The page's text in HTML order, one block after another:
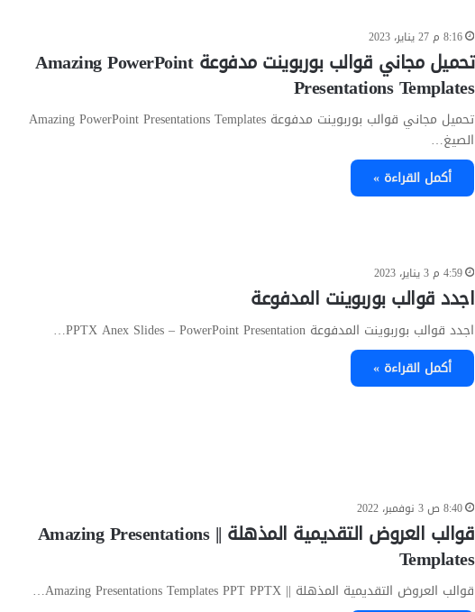
8:16 م 27 يناير، 2023
تحميل مجاني قوالب بوربوينت مدفوعة Amazing PowerPoint
Presentations Templates
تحميل مجاني قوالب بوربوينت مدفوعة Amazing PowerPoint Presentations Templates
الصيغ…
أكمل القراءة »
4:59 م 3 يناير، 2023
اجدد قوالب بوربوينت المدفوعة
اجدد قوالب بوربوينت المدفوعة PPTX Anex Slides – PowerPoint Presentation…
أكمل القراءة »
8:40 ص 3 نوفمبر، 2022
قوالب العروض التقديمية المذهلة || Amazing Presentations
Templates
قوالب العروض التقديمية المذهلة || Amazing Presentations Templates PPT PPTX…